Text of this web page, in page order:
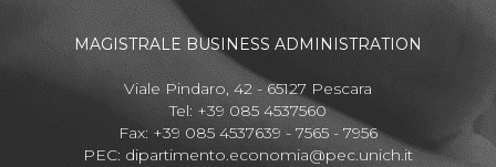
MAGISTRALE BUSINESS ADMINISTRATION
Viale Pindaro, 42 - 65127 Pescara
Tel: +39 085 4537560
Fax: +39 085 4537639 - 7565 - 7956
PEC: dipartimento.economia@pec.unich.it